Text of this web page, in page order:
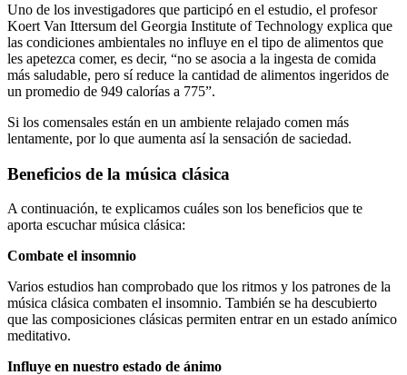
Uno de los investigadores que participó en el estudio, el profesor
Koert Van Ittersum del Georgia Institute of Technology explica que
las condiciones ambientales no influye en el tipo de alimentos que
les apetezca comer, es decir, “no se asocia a la ingesta de comida
más saludable, pero sí reduce la cantidad de alimentos ingeridos de
un promedio de 949 calorías a 775”.
Si los comensales están en un ambiente relajado comen más
lentamente, por lo que aumenta así la sensación de saciedad.
Beneficios de la música clásica
A continuación, te explicamos cuáles son los beneficios que te
aporta escuchar música clásica:
Combate el insomnio
Varios estudios han comprobado que los ritmos y los patrones de la
música clásica combaten el insomnio. También se ha descubierto
que las composiciones clásicas permiten entrar en un estado anímico
meditativo.
Influye en nuestro estado de ánimo